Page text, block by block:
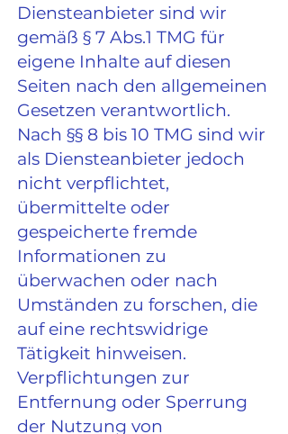
Diensteanbieter sind wir
gemäß § 7 Abs.1 TMG für
eigene Inhalte auf diesen
Seiten nach den allgemeinen
Gesetzen verantwortlich.
Nach §§ 8 bis 10 TMG sind wir
als Diensteanbieter jedoch
nicht verpflichtet,
übermittelte oder
gespeicherte fremde
Informationen zu
überwachen oder nach
Umständen zu forschen, die
auf eine rechtswidrige
Tätigkeit hinweisen.
Verpflichtungen zur
Entfernung oder Sperrung
der Nutzung von